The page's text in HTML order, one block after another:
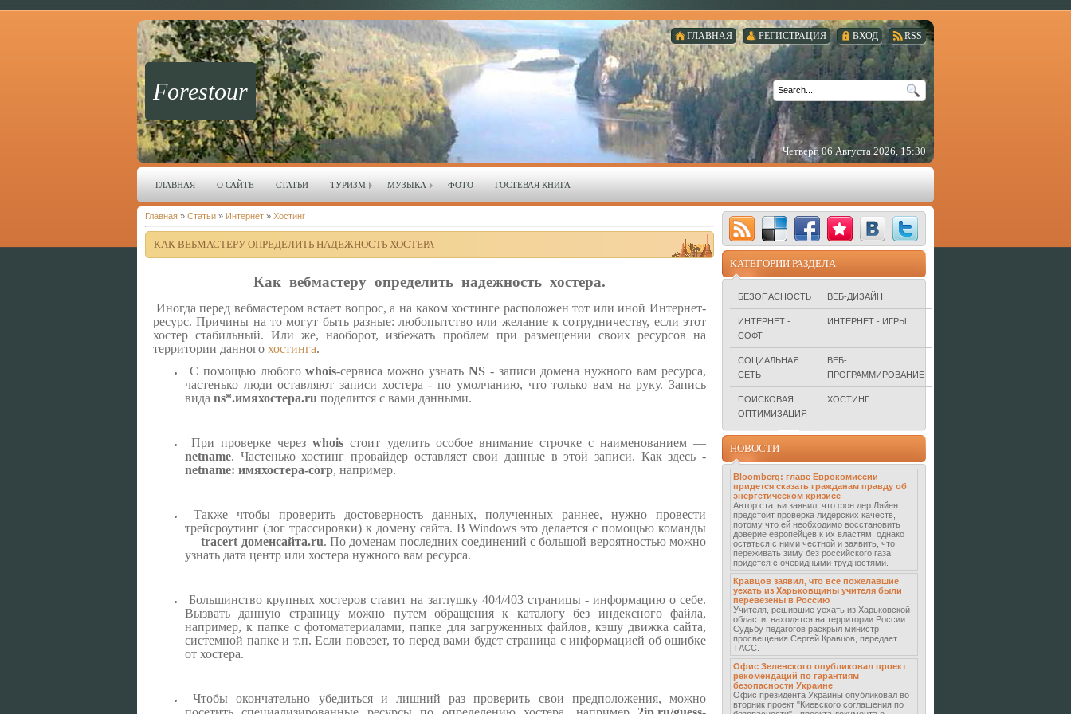
RSS
ВХОД
РЕГИСТРАЦИЯ
ГЛАВНАЯ
Forestour
Четверг, 06 Августа 2026, 15:30
ГЛАВНАЯ О САЙТЕ СТАТЬИ ТУРИЗМ МУЗЫКА ФОТО ГОСТЕВАЯ КНИГА
Главная » Статьи » Интернет » Хостинг
КАК ВЕБМАСТЕРУ ОПРЕДЕЛИТЬ НАДЕЖНОСТЬ ХОСТЕРА
Как вебмастеру определить надежность хостера.
Иногда перед вебмастером встает вопрос, а на каком хостинге расположен тот или иной Интернет-
ресурс. Причины на то могут быть разные: любопытство или желание к сотрудничеству, если этот
хостер стабильный. Или же, наоборот, избежать проблем при размещении своих ресурсов на
территории данного хостинга.
С помощью любогоwhois-сервиса можно узнать NS- записи домена нужного вам ресурса,
частенько люди оставляют записи хостера - по умолчанию, что только вам на руку. Запись
вида ns*.имяхостера.ru поделится с вами данными.
При проверке черезwhois стоит уделить особое внимание строчке с наименованием —
netname. Частенько хостинг провайдер оставляет свои данные в этой записи. Как здесь -
netname: имяхостера-corp, например.
Также чтобы проверить достоверность данных, полученных раннее, нужно провести
трейсроутинг (лог трассировки) к домену сайта. В Windows это делается с помощью команды
—tracert доменсайта.ru. По доменам последних соединений с большой вероятностью можно
узнать дата центр или хостера нужного вам ресурса.
Большинство крупных хостеров ставит на заглушку 404/403 страницы - информацию о себе.
Вызвать данную страницу можно путем обращения к каталогу без индексного файла,
например, к папке с фотоматериалами, папке для загруженных файлов, кэшу движка сайта,
системной папке и т.п. Если повезет, то перед вами будет страница с информацией об ошибке
от хостера.
Чтобы окончательно убедиться и лишний раз проверить свои предположения, можно
КАТЕГОРИИ РАЗДЕЛА
БЕЗОПАСНОСТЬ ВЕБ-ДИЗАЙН
ИНТЕРНЕТ -
СОФТ
ИНТЕРНЕТ - ИГРЫ
СОЦИАЛЬНАЯ
СЕТЬ
ВЕБ-
ПРОГРАММИРОВАНИЕ
ПОИСКОВАЯ
ОПТИМИЗАЦИЯ
ХОСТИНГ
НОВОСТИ
Bloomberg: главе Еврокомиссии
придется сказать гражданам правду об
энергетическом кризисе
Автор статьи заявил, что фон дер Ляйен
предстоит проверка лидерских качеств,
потому что ей необходимо восстановить
доверие европейцев к их властям, однако
остаться с ними честной и заявить, что
переживать зиму без российского газа
придется с очевидными трудностями.
Кравцов заявил, что все пожелавшие
уехать из Харьковщины учителя были
перевезены в Россию
Учителя, решившие уехать из Харьковской
области, находятся на территории России.
Судьбу педагогов раскрыл министр
просвещения Сергей Кравцов, передает
ТАСС.
Офис Зеленского опубликовал проект
рекомендаций по гарантиям
безопасности Украине
Офис президента Украины опубликовал во
вторник проект "Киевского соглашения по